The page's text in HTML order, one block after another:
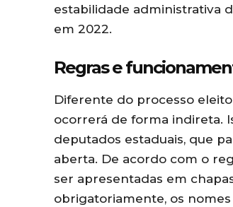
estabilidade administrativa
em 2022.
Regras e
Diferente do processo
ocorrerá de forma indireta.
deputados estaduais, que
aberta. De acordo com o
ser apresentadas em
obrigatoriamente, os